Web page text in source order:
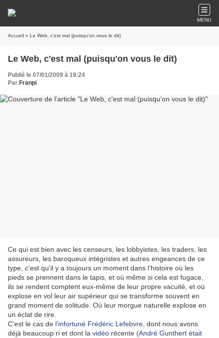
MENU
Accueil » Le Web, c'est mal (puisqu'on vous le dit)
Le Web, c'est mal (puisqu'on vous le dit)
Publié le 07/01/2009 à 19:24
Par Franpi
Ce qui est bien avec les censeurs, les lobbyistes, les traders, les
assureurs, les baroqueux intégristes et autres engeances de ce
type, c'est qu'il y a toujours un moment dans l'histoire où les
pieds se prennent dans le tapis, et où même si cela est fugace,
ils se rendent comptent eux-même de leur propre vacuité, et où
explose en vol leur air supérieur qui se transforme souvent en
grand moment de solitude. Où leur morgue naturelle explose en
un éclat de rire.
C'est le cas de l'infortuné Frédéric Lefebvre , dont nous avons
déjà beaucoup ri et dont la vidéo récente (André Gunthert était